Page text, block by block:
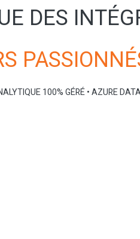
DES
100% GÉRÉ • AZURE